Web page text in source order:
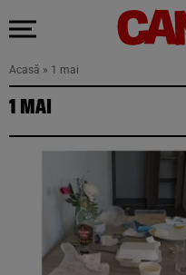
Acasă » 1 mai
1 MAI